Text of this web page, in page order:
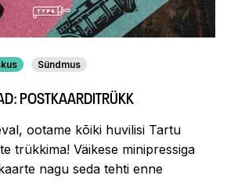
Sündmus
POSTKAARDITRÜKK
ootame kõiki huvilisi Tartu
trükkima! Väikese minipressiga
nagu seda tehti enne